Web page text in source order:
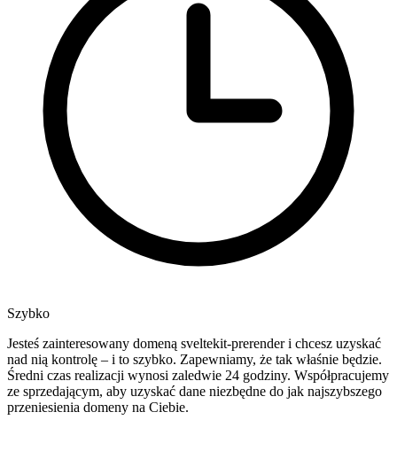
Szybko
Jesteś zainteresowany domeną sveltekit-prerender i chcesz uzyskać
nad nią kontrolę – i to szybko. Zapewniamy, że tak właśnie będzie.
Średni czas realizacji wynosi zaledwie 24 godziny. Współpracujemy
ze sprzedającym, aby uzyskać dane niezbędne do jak najszybszego
przeniesienia domeny na Ciebie.